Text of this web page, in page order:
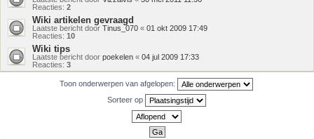
Reacties: 2
Wiki artikelen gevraagd
Laatste bericht door Tinus_070 « 01 okt 2009 17:49
Reacties: 10
Wiki tips
Laatste bericht door poekelen « 04 jul 2009 17:33
Reacties: 3
Toon onderwerpen van afgelopen:
Sorteer op